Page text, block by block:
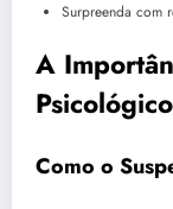
Surpreenda com
A
Como o